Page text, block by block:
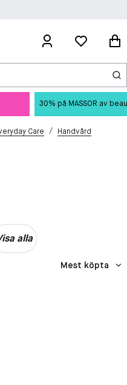
30% på MASSOR av
Care / Handvård
alla
Mest köpta